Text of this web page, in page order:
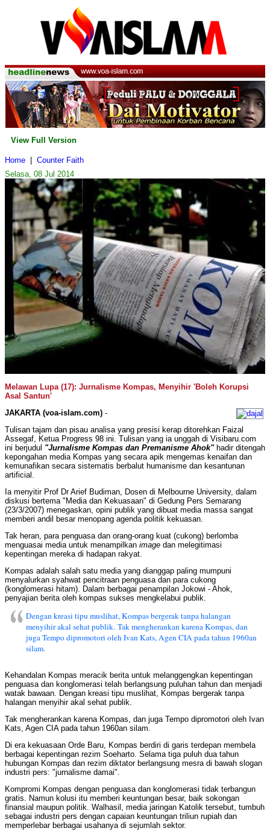
View Full Version
Home
Counter Faith
Selasa, 08 Jul 2014
Melawan Lupa (17): Jurnalisme Kompas, Menyihir 'Boleh Korupsi
Asal Santun'
JAKARTA (voa-islam.com) -
Tulisan tajam dan pisau analisa yang presisi kerap ditorehkan Faizal
Assegaf, Ketua Progress 98 ini. Tulisan yang ia unggah di Visibaru.com
ini berjudul "Jurnalisme Kompas dan Premanisme Ahok"hadir ditengah
kepongahan media Kompas yang secara apik mengemas kenaifan dan
kemunafikan secara sistematis berbalut humanisme dan kesantunan
artificial.
Ia menyitir Prof Dr Arief Budiman, Dosen di Melbourne University, dalam
diskusi bertema "Media dan Kekuasaan" di Gedung Pers Semarang
(23/3/2007) menegaskan, opini publik yang dibuat media massa sangat
memberi andil besar menopang agenda politik kekuasan.
Tak heran, para penguasa dan orang-orang kuat (cukong) berlomba
menguasai media untuk menampilkan image dan melegitimasi
kepentingan mereka di hadapan rakyat.
Kompas adalah salah satu media yang dianggap paling mumpuni
menyalurkan syahwat pencitraan penguasa dan para cukong
(konglomerasi hitam). Dalam berbagai penampilan Jokowi - Ahok,
penyajian berita oleh kompas sukses mengkelabui publik.
Dengan kreasi tipu muslihat, Kompas bergerak tanpa halangan
menyihir akal sehat publik. Tak mengherankan karena Kompas, dan
juga Tempo dipromotori oleh Ivan Kats, Agen CIA pada tahun 1960an
silam.
Kehandalan Kompas meracik berita untuk melanggengkan kepentingan
penguasa dan konglomerasi telah berlangsung puluhan tahun dan menjadi
watak bawaan. Dengan kreasi tipu muslihat, Kompas bergerak tanpa
halangan menyihir akal sehat publik.
Tak mengherankan karena Kompas, dan juga Tempo dipromotori oleh Ivan
Kats, Agen CIA pada tahun 1960an silam.
Di era kekuasaan Orde Baru, Kompas berdiri di garis terdepan membela
berbagai kepentingan rezim Soeharto. Selama tiga puluh dua tahun
hubungan Kompas dan rezim diktator berlangsung mesra di bawah slogan
industri pers: "jurnalisme damai".
Kompromi Kompas dengan penguasa dan konglomerasi tidak terbangun
gratis. Namun kolusi itu memberi keuntungan besar, baik sokongan
finansial maupun politik. Walhasil, media jaringan Katolik tersebut, tumbuh
sebagai industri pers dengan capaian keuntungan triliun rupiah dan
memperlebar berbagai usahanya di sejumlah sektor.